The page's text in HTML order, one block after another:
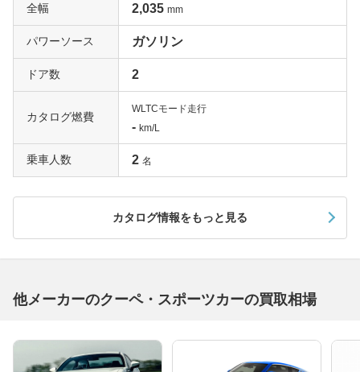
全幅 2,035 mm
パワーソース ガソリン
ドア数 2
カタログ燃費
WLTCモード走行
- km/L
乗車人数 2 名
カタログ情報をもっと見る
他メーカーのクーペ・スポーツカーの買取相場